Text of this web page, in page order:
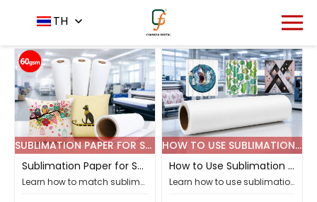
TH
หน้าหลัก - ข่าวบริษัท
SUBLIMATION PAPER FOR SHIRTS: HOW TO MATCH THE PAPER, POLYESTER FABRIC, AND HEAT PRESS
Sublimation Paper for Shirts: How to Match the Paper, Polyester Fabric, and Heat Press
Learn how to match sublimation paper for shirts with polyester fabric and heat press settings. See how Changfa Digital's 60gsm fast-dry roll fits shirt printing.
HOW TO USE SUBLIMATION TRANSFER PAPER?
How to Use Sublimation Transfer Paper?
Learn how to use sublimation paper, from printable-side checks and mirroring to ink control, heat pressing, troubleshooting and paper selection.